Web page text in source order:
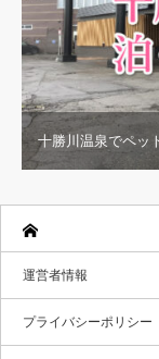
十勝川温泉でペッ
運営者情報
プライバシーポリシー